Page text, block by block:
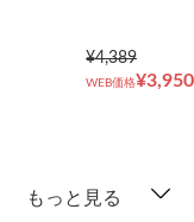
¥4,389
WEB価格¥3,950
もっと見る